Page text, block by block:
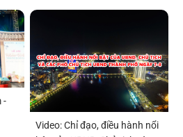
-
Video: Chỉ đạo, điều hành nổi